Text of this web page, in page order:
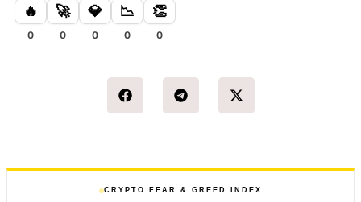
🔥
0
🚀
0
💎
0
📉
0
👏
0
CRYPTO FEAR & GREED INDEX